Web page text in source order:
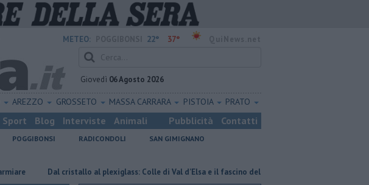
METEO: 22° 37°
Giovedì 06 Agosto 2026
AREZZO GROSSETO MASSA CARRARA PISTOIA PRATO
Sport Blog Interviste Animali Pubblicità Contatti
POGGIBONSI RADICONDOLI
SAN GIMIGNANO
Dal cristallo al plexiglass: Colle di Val d’Elsa e il fascino della materia trasparente